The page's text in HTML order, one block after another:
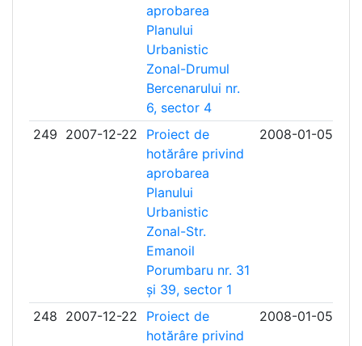
aprobarea
Planului
Urbanistic
Zonal-Drumul
Bercenarului nr.
6, sector 4
249 2007-12-22
Proiect de
hotărâre privind
aprobarea
Planului
Urbanistic
Zonal-Str.
Emanoil
Porumbaru nr. 31
și 39, sector 1
2008-01-05
248 2007-12-22
Proiect de
hotărâre privind
2008-01-05